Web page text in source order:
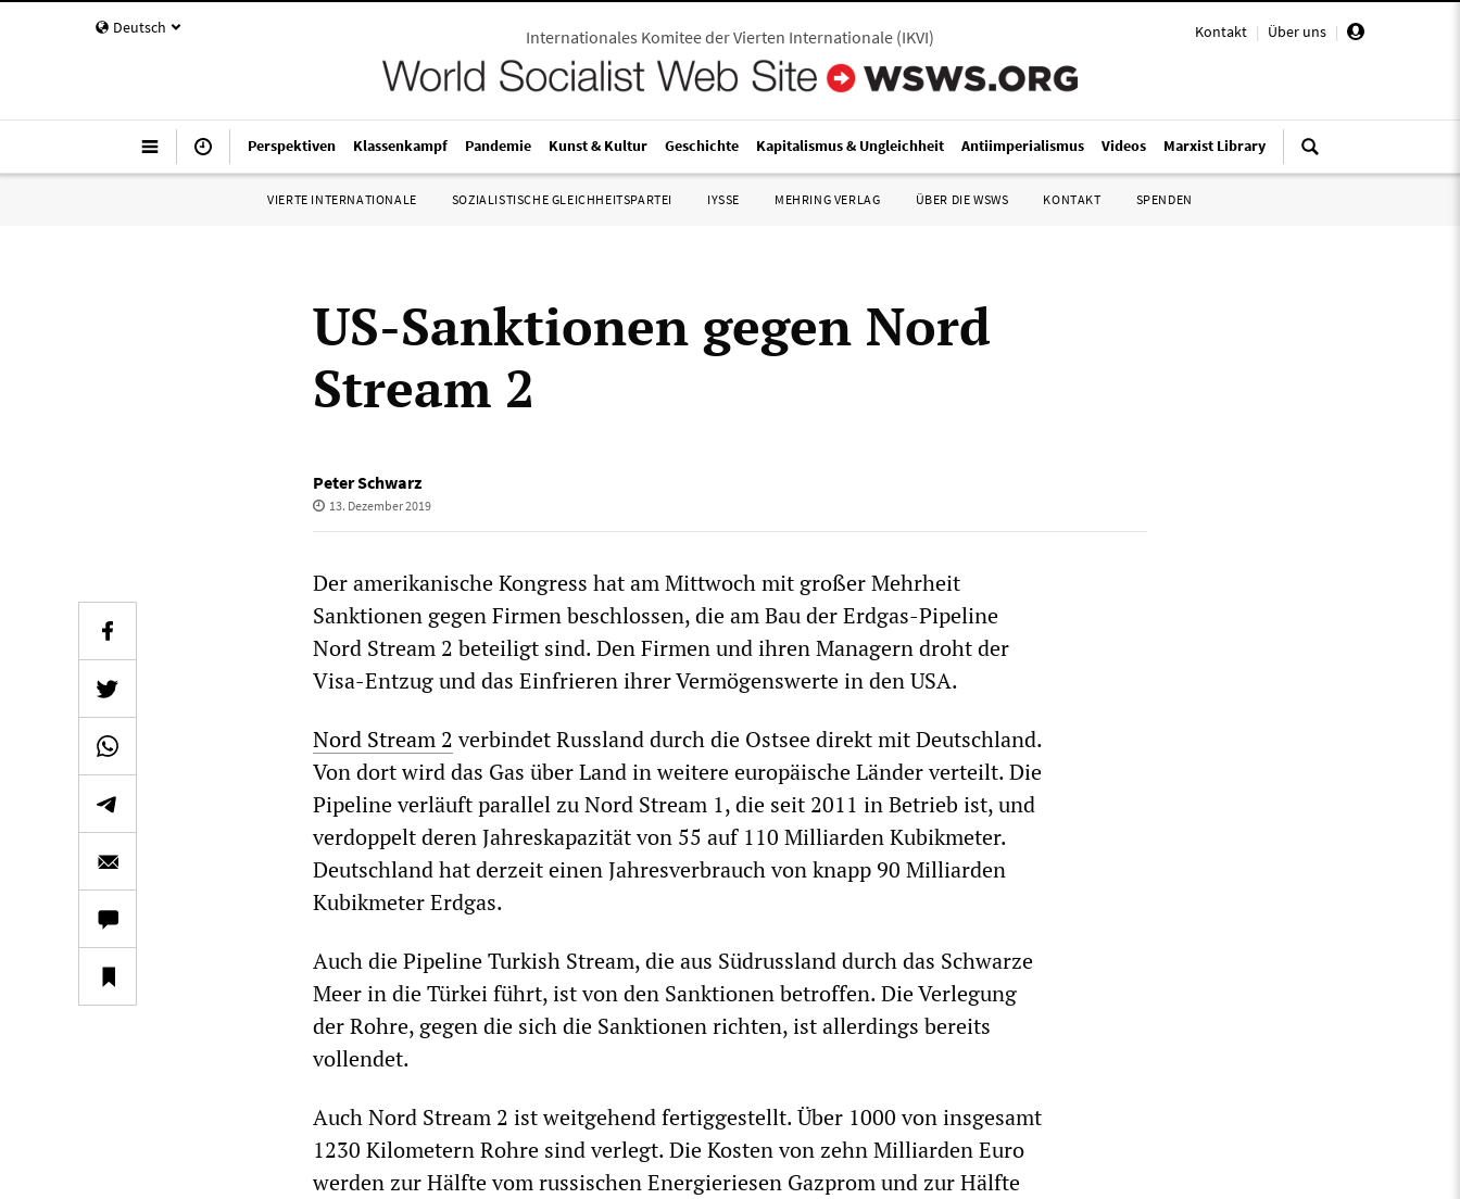
Deutsch Kontakt | Über uns |
Internationales Komitee der Vierten Internationale (IKVI)
Perspektiven Klassenkampf Pandemie Kunst & Kultur Geschichte Kapitalismus & Ungleichheit Antiimperialismus Videos Marxist Library
VIERTE INTERNATIONALE SOZIALISTISCHE GLEICHHEITSPARTEI IYSSE MEHRING VERLAG ÜBER DIE WSWS KONTAKT SPENDEN
US-Sanktionen gegen Nord
Stream 2
Peter Schwarz
13. Dezember 2019
Der amerikanische Kongress hat am Mittwoch mit großer Mehrheit
Sanktionen gegen Firmen beschlossen, die am Bau der Erdgas-Pipeline
Nord Stream 2 beteiligt sind. Den Firmen und ihren Managern droht der
Visa-Entzug und das Einfrieren ihrer Vermögenswerte in den USA.
Nord Stream 2verbindet Russland durch die Ostsee direkt mit Deutschland.
Von dort wird das Gas über Land in weitere europäische Länder verteilt. Die
Pipeline verläuft parallel zu Nord Stream 1, die seit 2011 in Betrieb ist, und
verdoppelt deren Jahreskapazität von 55 auf 110 Milliarden Kubikmeter.
Deutschland hat derzeit einen Jahresverbrauch von knapp 90 Milliarden
Kubikmeter Erdgas.
Auch die Pipeline Turkish Stream, die aus Südrussland durch das Schwarze
Meer in die Türkei führt, ist von den Sanktionen betroffen. Die Verlegung
der Rohre, gegen die sich die Sanktionen richten, ist allerdings bereits
vollendet.
Auch Nord Stream 2 ist weitgehend fertiggestellt. Über 1000 von insgesamt
1230 Kilometern Rohre sind verlegt. Die Kosten von zehn Milliarden Euro
werden zur Hälfte vom russischen Energieriesen Gazprom und zur Hälfte